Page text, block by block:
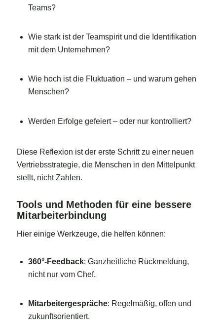
Teams?
Wie stark ist der Teamspirit und die Identifikation
mit dem Unternehmen?
Wie hoch ist die Fluktuation – und warum gehen
Menschen?
Werden Erfolge gefeiert – oder nur kontrolliert?
Diese Reflexion ist der erste Schritt zu einer neuen
Vertriebsstrategie, die Menschen in den Mittelpunkt
stellt, nicht Zahlen.
Tools und Methoden für eine bessere
Mitarbeiterbindung
Hier einige Werkzeuge, die helfen können:
360°-Feedback: Ganzheitliche Rückmeldung,
nicht nur vom Chef.
Mitarbeitergespräche: Regelmäßig, offen und
zukunftsorientiert.